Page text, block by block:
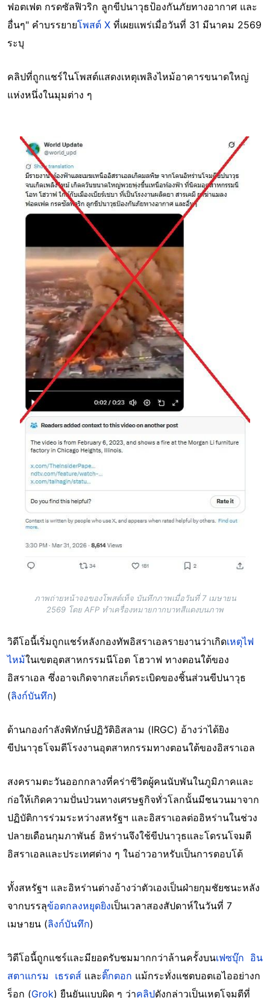
ฟอตเฟต กรดซัลฟิวริก ลูกขีปนาวุธป้องกันภัยทางอากาศ และ
อื่นๆ" คำบรรยายโพสต์ X ที่เผยแพร่เมื่อวันที่ 31 มีนาคม 2569
ระบุ
คลิปที่ถูกแชร์ในโพสต์แสดงเหตุเพลิงไหม้อาคารขนาดใหญ่
แห่งหนึ่งในมุมต่าง ๆ
Image
ภาพถ่ายหน้าจอของโพสต์เท็จ บันทึกภาพเมื่อวันที่ 7 เมษายน
2569 โดย AFP ทำเครื่องหมายกากบาทสีแดงบนภาพ
วิดีโอนี้เริ่มถูกแชร์หลังกองทัพอิสราเอลรายงานว่าเกิดเหตุไฟ
ไหม้ในเขตอุตสาหกรรมนีโอต โฮวาฟ ทางตอนใต้ของ
อิสราเอล ซึ่งอาจเกิดจากสะเก็ดระเบิดของชิ้นส่วนขีปนาวุธ
(ลิงก์บันทึก)
ด้านกองกำลังพิทักษ์ปฏิวัติอิสลาม (IRGC) อ้างว่าได้ยิง
ขีปนาวุธโจมตีโรงงานอุตสาหกรรมทางตอนใต้ของอิสราเอล
สงครามตะวันออกกลางที่คร่าชีวิตผู้คนนับพันในภูมิภาคและ
ก่อให้เกิดความปั่นป่วนทางเศรษฐกิจทั่วโลกนั้นมีชนวนมาจาก
ปฏิบัติการร่วมระหว่างสหรัฐฯ และอิสราเอลต่ออิหร่านในช่วง
ปลายเดือนกุมภาพันธ์ อิหร่านจึงใช้ขีปนาวุธและโดรนโจมตี
อิสราเอลและประเทศต่าง ๆ ในอ่าวอาหรับเป็นการตอบโต้
ทั้งสหรัฐฯ และอิหร่านต่างอ้างว่าตัวเองเป็นฝ่ายกุมชัยชนะหลัง
จากบรรลุข้อตกลงหยุดยิงเป็นเวลาสองสัปดาห์ในวันที่ 7
เมษายน (ลิงก์บันทึก)
วิดีโอนี้ถูกแชร์และมียอดรับชมมากกว่าล้านครั้งบนเฟซบุ๊ก อิน
สตาแกรม
เธรดส์ และติ๊กตอก แม้กระทั่งแชตบอตเอไออย่างก
ร็อก (Grok) ยืนยันแบบผิด ๆ ว่าคลิปดังกล่าวเป็นเหตุโจมตีที่